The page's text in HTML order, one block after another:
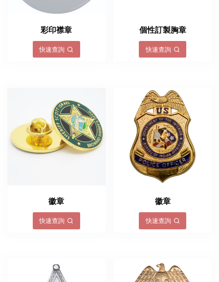
彩印襟章
快速查詢
個性訂製胸章
快速查詢
徽章
快速查詢
徽章
快速查詢